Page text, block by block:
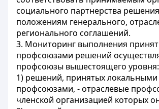
социального партнерства
положениям генерального,
регионального соглашений.
3. Мониторинг выполнения
профсоюзами решений
профсоюзы вышестоящего уровня:
1) решений, принятых локальными
профсоюзами, - отраслевые
членской организацией которых